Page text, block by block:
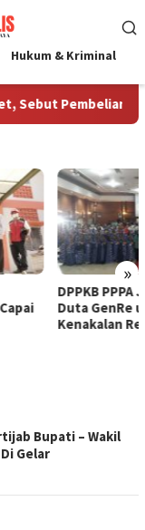
Hukum & Kriminal
Pembelian
»
Jombang Cetak
untuk Cegah
Remaja
Bupati – Wakil
Gelar